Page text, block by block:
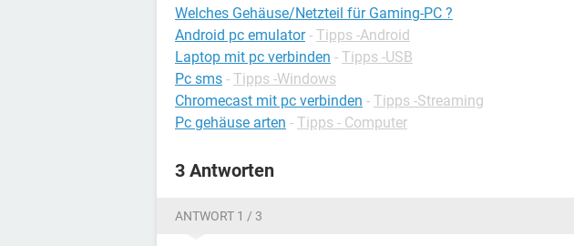
Welches Gehäuse/Netzteil für Gaming-PC ?
Android pc emulator - Tipps -Android
Laptop mit pc verbinden - Tipps -USB
Pc sms - Tipps -Windows
Chromecast mit pc verbinden - Tipps -Streaming
Pc gehäuse arten - Tipps - Computer
3 Antworten
ANTWORT 1 / 3